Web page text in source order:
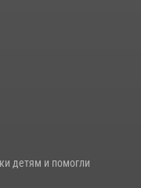
воспитанников
детям и помогли